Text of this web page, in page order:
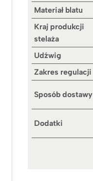
Materiał blatu
Kraj produkcji
stelaża
Udźwig
Zakres regulacji
Sposób dostawy
Dodatki